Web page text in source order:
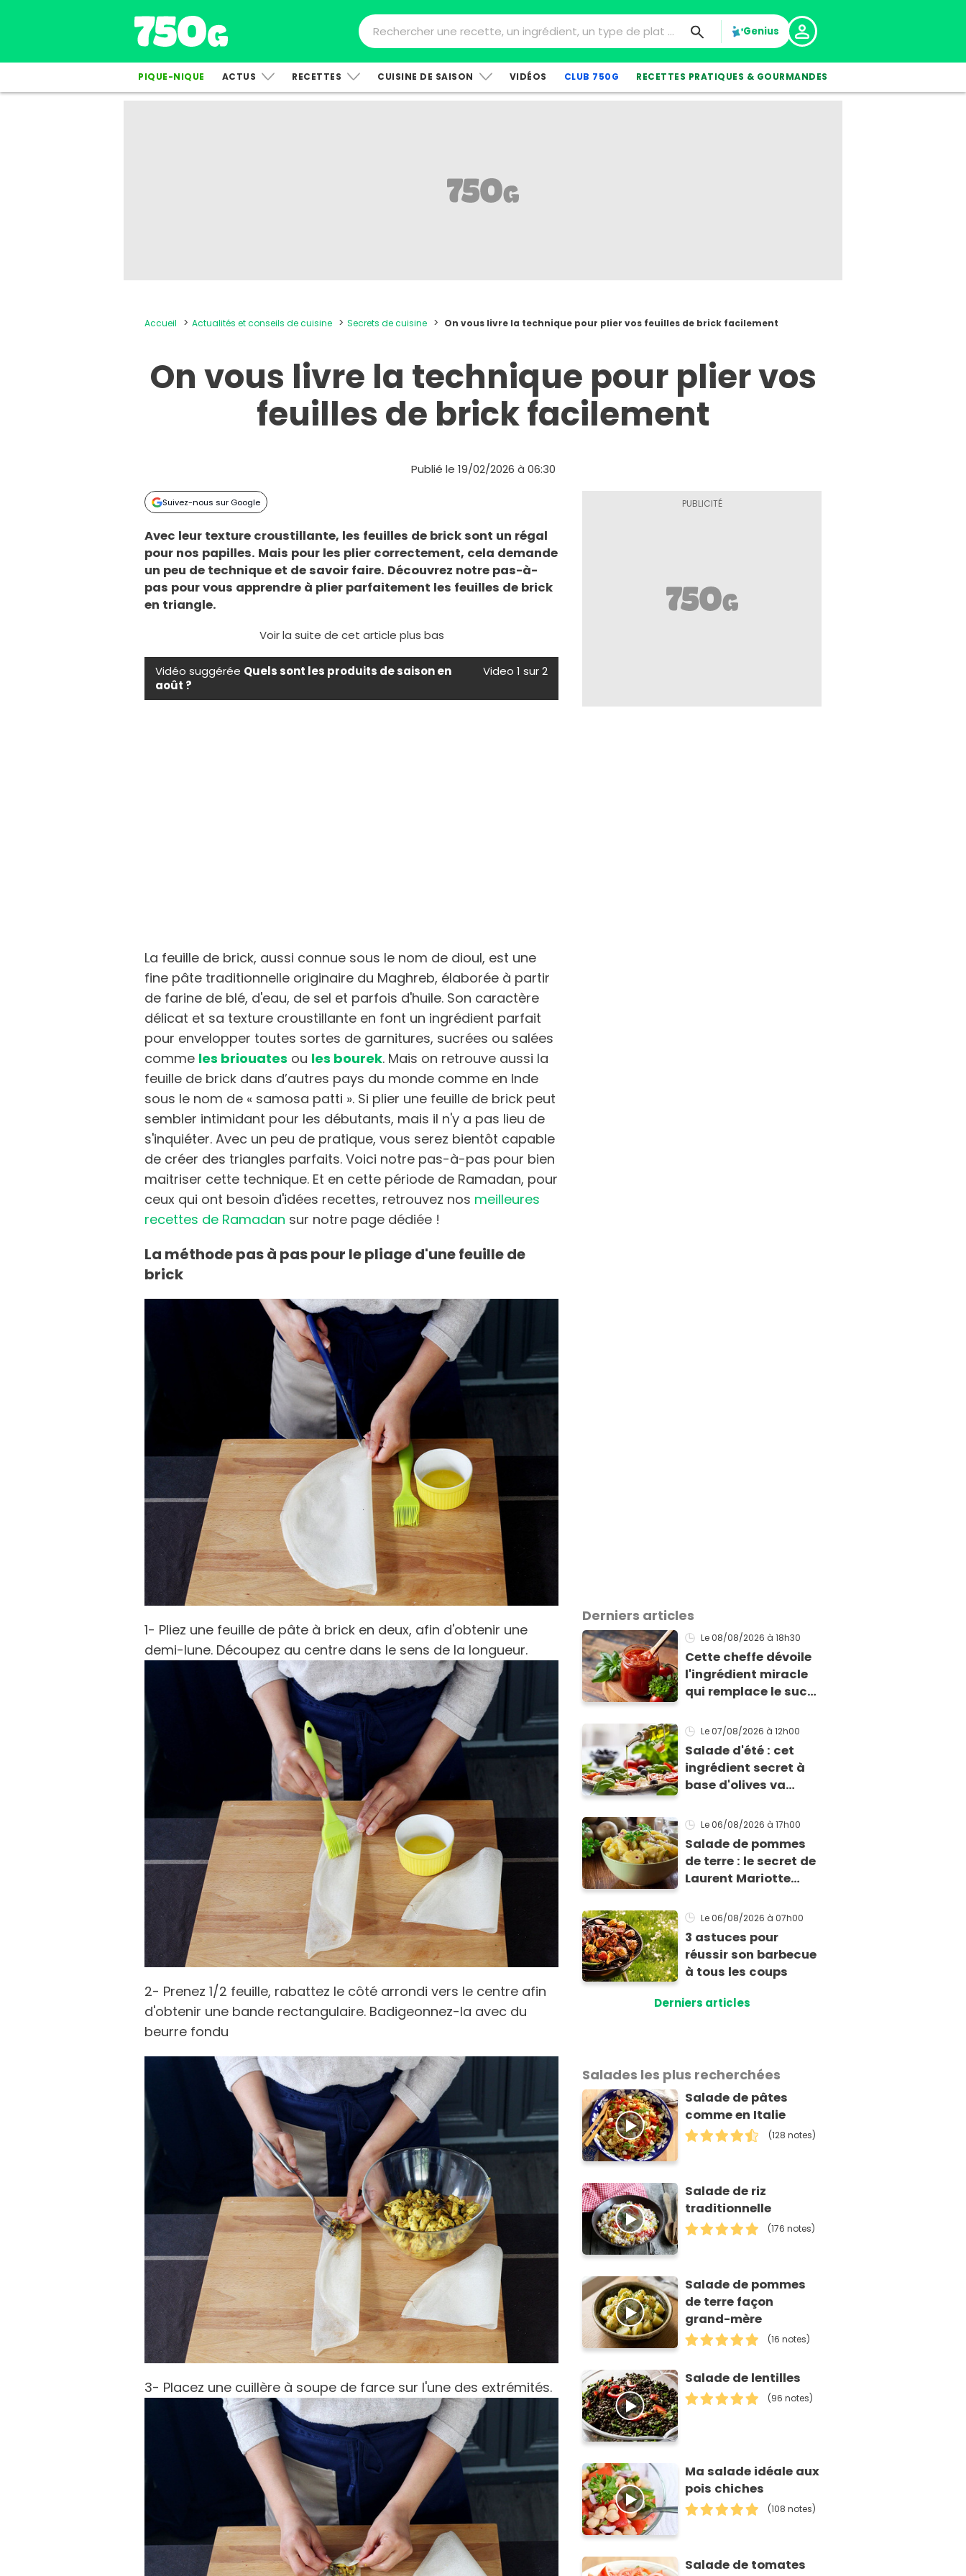
Genius
PIQUE-NIQUE ACTUS RECETTES CUISINE DE SAISON VIDÉOS CLUB 750G RECETTES PRATIQUES & GOURMANDES
Accueil Actualités et conseils de cuisine Secrets de cuisine On vous livre la technique pour plier vos feuilles de brick facilement
On vous livre la technique pour plier vos
feuilles de brick facilement
Publié le 19/02/2026 à 06:30
Suivez-nous sur Google
Avec leur texture croustillante, les feuilles de brick sont un régal
pour nos papilles. Mais pour les plier correctement, cela demande
un peu de technique et de savoir faire. Découvrez notre pas-à-
pas pour vous apprendre à plier parfaitement les feuilles de brick
en triangle.
Voir la suite de cet article plus bas
Vidéo suggérée Quels sont les produits de saison en
août ?
Video 1 sur 2
La feuille de brick, aussi connue sous le nom de dioul, est une
fine pâte traditionnelle originaire du Maghreb, élaborée à partir
de farine de blé, d'eau, de sel et parfois d'huile. Son caractère
délicat et sa texture croustillante en font un ingrédient parfait
pour envelopper toutes sortes de garnitures, sucrées ou salées
comme les briouates ou les bourek. Mais on retrouve aussi la
feuille de brick dans d’autres pays du monde comme en Inde
sous le nom de « samosa patti ». Si plier une feuille de brick peut
sembler intimidant pour les débutants, mais il n'y a pas lieu de
s'inquiéter. Avec un peu de pratique, vous serez bientôt capable
de créer des triangles parfaits. Voici notre pas-à-pas pour bien
maitriser cette technique. Et en cette période de Ramadan, pour
ceux qui ont besoin d'idées recettes, retrouvez nos meilleures
recettes de Ramadan sur notre page dédiée !
La méthode pas à pas pour le pliage d'une feuille de
brick
1- Pliez une feuille de pâte à brick en deux, afin d'obtenir une
demi-lune. Découpez au centre dans le sens de la longueur.
2- Prenez 1/2 feuille, rabattez le côté arrondi vers le centre afin
d'obtenir une bande rectangulaire. Badigeonnez-la avec du
beurre fondu
3- Placez une cuillère à soupe de farce sur l'une des extrémités.
Derniers articles
Le 08/08/2026 à 18h30
Cette cheffe dévoile
l'ingrédient miracle
qui remplace le sucre
tomate pour corriger
l’acidité
Le 07/08/2026 à 12h00
Salade d'été : cet
ingrédient secret à
base d'olives va
mozza inoubliables
Le 06/08/2026 à 17h00
Salade de pommes
de terre : le secret de
Laurent Mariotte
inimitable
Le 06/08/2026 à 07h00
3 astuces pour
réussir son barbecue
à tous les coups
Derniers articles
Salades les plus recherchées
Salade de pâtes
comme en Italie
(128 notes)
Salade de riz
traditionnelle
(176 notes)
Salade de pommes
de terre façon
grand-mère
(16 notes)
Salade de lentilles
(96 notes)
Ma salade idéale aux
pois chiches
(108 notes)
Salade de tomates